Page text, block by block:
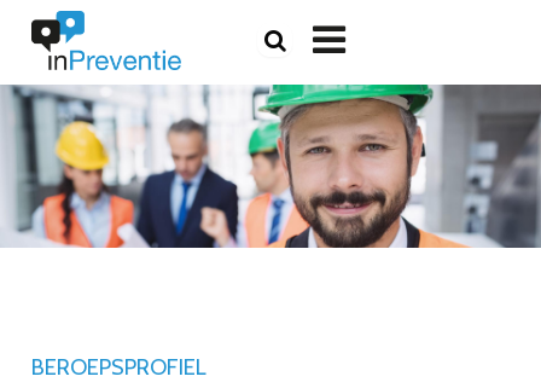

BEROEPSPROFIEL